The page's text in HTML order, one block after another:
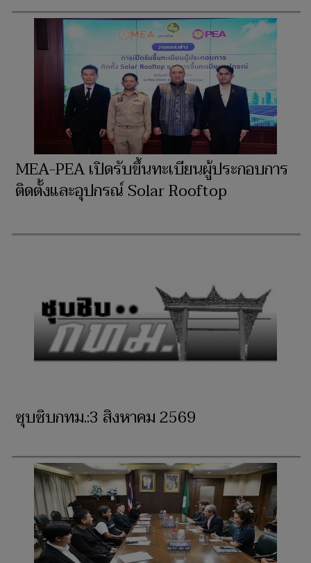
MEA-PEA เปิดรับขึ้นทะเบียนผู้ประกอบการ
ติดตั้งและอุปกรณ์ Solar Rooftop
ซุบซิบกทม.:3 สิงหาคม 2569